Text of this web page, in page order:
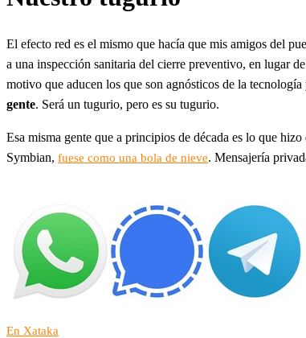
El efecto red es el mismo que hacía que mis amigos del
a una inspección sanitaria del cierre preventivo, en lugar
motivo que aducen los que son agnósticos de la
gente. Será un tugurio, pero es su tugurio.
Esa misma gente que a principios de década es lo que
Symbian, fuese como una bola de nieve. Mensajería
En Xataka